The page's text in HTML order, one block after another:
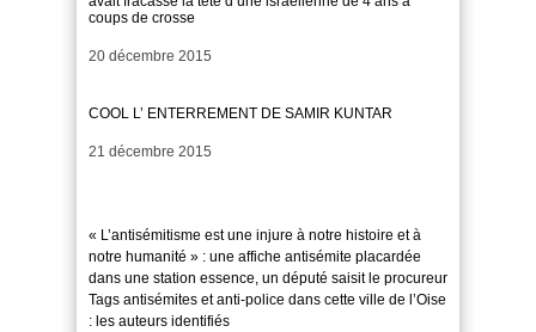
coups de crosse
Date
20 décembre 2015
COOL L’ ENTERREMENT DE SAMIR KUNTAR
Date
21 décembre 2015
« L’antisémitisme est une injure à notre histoire et à
notre humanité » : une affiche antisémite placardée
dans une station essence, un député saisit le procureur
Tags antisémites et anti-police dans cette ville de l’Oise
: les auteurs identifiés